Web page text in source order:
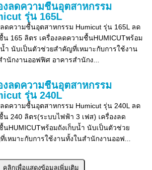
งลดความชื้นอุตสาหกรรม
รุ่น 165L
ลดความชื้นอุตสาหกรรม Humicut รุ่น 165L ลด
น 165 ลิตร เครื่องลดความชื้นHUMICUTพร้อม
น้ำ นับเป็นตัวช่วยสำคัญที่เหมาะกับการใช้งาน
ำนักงานออฟฟิศ อาคารสำนักง...
งลดความชื้นอุตสาหกรรม
รุ่น 240L
ลดความชื้นอุตสาหกรรม Humicut รุ่น 240L ลด
น 240 ลิตร(ระบบไฟฟ้า 3 เฟส) เครื่องลด
นHUMICUTพร้อมถังเก็บน้ำ นับเป็นตัวช่วย
เหมาะกับการใช้งานทั้งในสำนักงานออฟ...